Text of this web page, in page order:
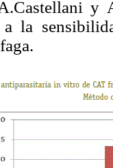
y
a la